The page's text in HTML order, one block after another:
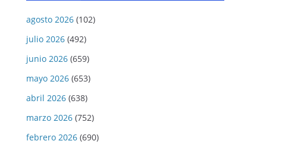
agosto 2026 (102)
julio 2026 (492)
junio 2026 (659)
mayo 2026 (653)
abril 2026 (638)
marzo 2026 (752)
febrero 2026 (690)